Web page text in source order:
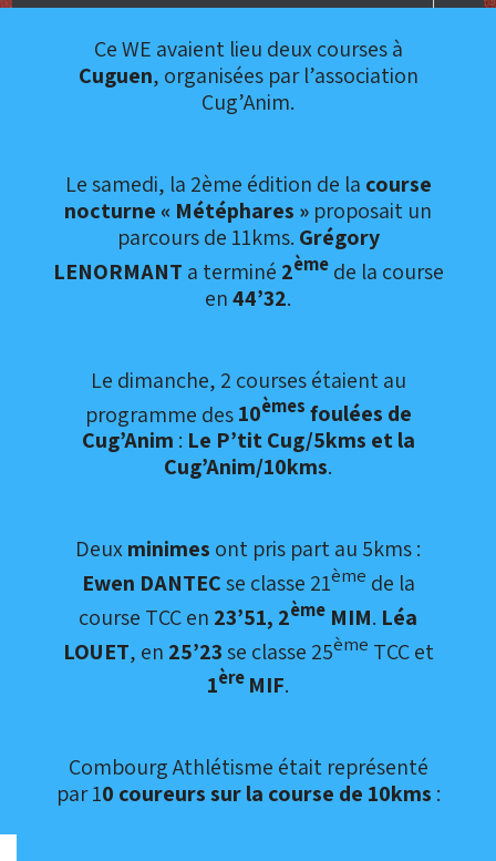
Ce WE avaient lieu deux courses à
Cuguen, organisées par l’association
Cug’Anim.
Le samedi, la 2ème édition de la course
nocturne « Météphares » proposait un
parcours de 11kms. Grégory
LENORMANT a terminé 2èmede la course
en44’32.
Le dimanche, 2 courses étaient au
programme des10èmes foulées de
Cug’Anim : Le P’tit Cug/5kms et la
Cug’Anim/10kms.
Deuxminimes ont pris part au 5kms :
Ewen DANTECse classe 21ème de la
course TCC en 23’51, 2ème MIM. Léa
LOUET, en 25’23se classe 25ème TCC et
1ère MIF.
Combourg Athlétisme était représenté
par 10 coureurs sur la course de 10kms :